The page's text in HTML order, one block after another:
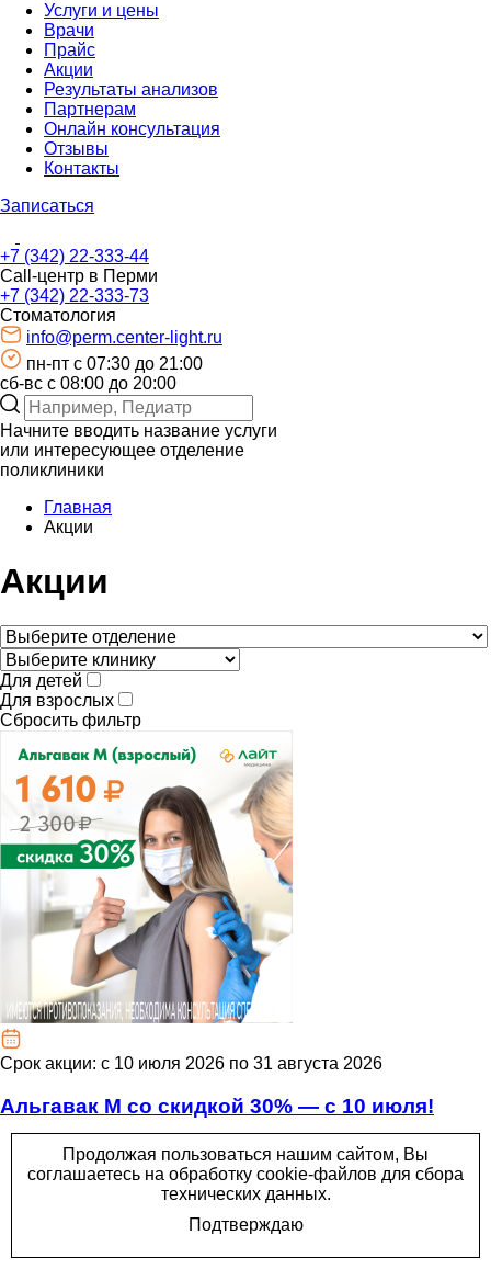
Услуги и цены
Врачи
Прайс
Акции
Результаты анализов
Партнерам
Онлайн консультация
Отзывы
Контакты
Записаться
+7 (342) 22-333-44
Call-центр в Перми
+7 (342) 22-333-73
Стоматология
info@perm.center-light.ru
пн-пт c 07:30 до 21:00
сб-вс с 08:00 до 20:00
Начните вводить название услуги
или интересующее отделение
поликлиники
Главная
Акции
Акции
Для детей
Для взрослых
Сбросить фильтр
Срок акции: c 10 июля 2026 по 31 августа 2026
Альгавак М со скидкой 30% — с 10 июля!
Подробнее